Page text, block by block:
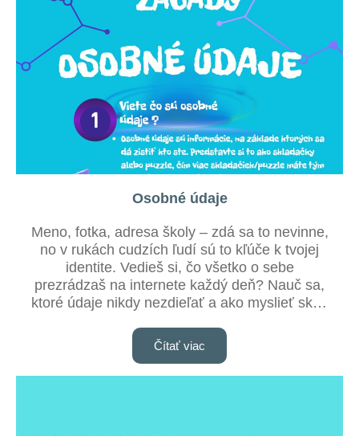
Osobné údaje
Meno, fotka, adresa školy – zdá sa to nevinne,
no v rukách cudzích ľudí sú to kľúče k tvojej
identite. Vedieš si, čo všetko o sebe
prezrádzaš na internete každý deň? Nauč sa,
ktoré údaje nikdy nezdieľať a ako myslieť skôr,
Čítať viac